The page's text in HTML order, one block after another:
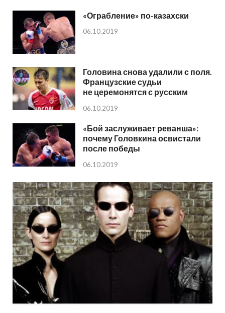
«Ограбление» по-казахски
06.10.2019
Головина снова удалили с поля.
Французские судьи
не церемонятся с русским
06.10.2019
«Бой заслуживает реванша»:
почему Головкина освистали
после победы
06.10.2019